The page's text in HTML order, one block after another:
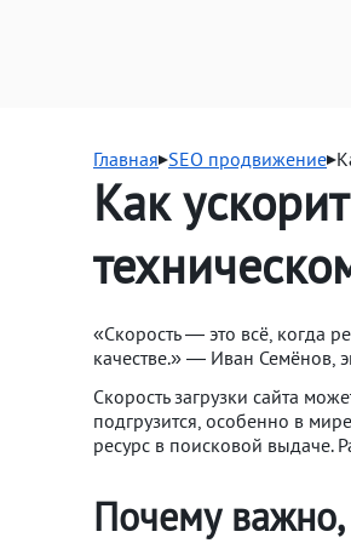
Главная SEO продвижение
Как
«Скорость — это всё, когда
качестве.» — Иван Семёнов,
Скорость загрузки сайта
подгрузится, особенно в
ресурс в поисковой выдаче.
Почему важно,